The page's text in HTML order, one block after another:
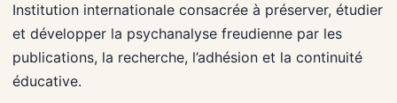
Institution internationale consacrée à préserver, étudier
et développer la psychanalyse freudienne par les
publications, la recherche, l’adhésion et la continuité
éducative.